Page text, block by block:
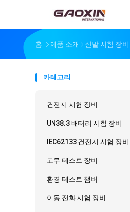
홈 제품 소개 신발 시험 장비
카테고리
건전지 시험 장비
UN38.3 배터리 시험 장비
IEC62133 건전지 시험 장비
고무 테스트 장비
환경 테스트 챔버
이동 전화 시험 장비